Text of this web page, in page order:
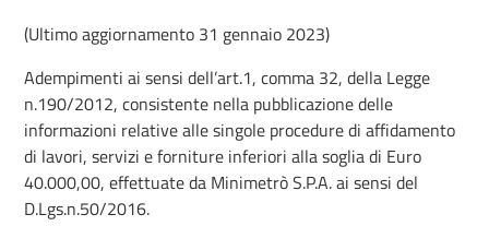
(Ultimo aggiornamento 31 gennaio 2023)
Adempimenti ai sensi dell’art.1, comma 32, della Legge
n.190/2012, consistente nella pubblicazione delle
informazioni relative alle singole procedure di affidamento
di lavori, servizi e forniture inferiori alla soglia di Euro
40.000,00, effettuate da Minimetrò S.P.A. ai sensi del
D.Lgs.n.50/2016.